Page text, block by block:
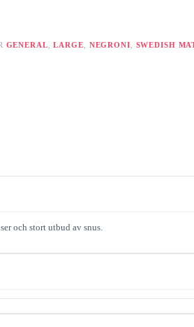
GENERAL ,LARGE NEGRONI SWEDISH
och stort utbud av snus.